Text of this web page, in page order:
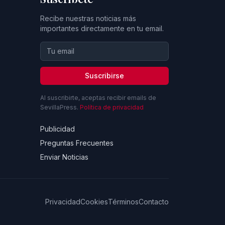
Recibe nuestras noticias más
importantes directamente en tu email.
Suscribirse
Al suscribirte, aceptas recibir emails de
SevillaPress. Política de privacidad
Publicidad
Preguntas Frecuentes
Enviar Noticias
PrivacidadCookiesTérminosContacto